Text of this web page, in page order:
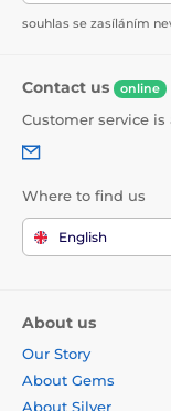
souhlas se zasíláním
Contact us online
Customer service is
Where to find us
English
About us
Our Story
About Gems
About Silver